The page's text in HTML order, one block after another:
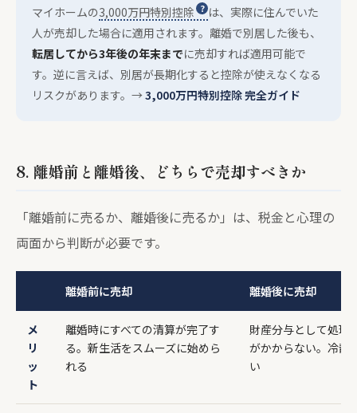
マイホームの3,000万円特別控除
は、実際に住んでいた
人が売却した場合に適用されます。離婚で別居した後も、
転居してから3年後の年末までに売却すれば適用可能で
す。逆に言えば、別居が長期化すると控除が使えなくなる
リスクがあります。→3,000万円特別控除 完全ガイド
8. 離婚前と離婚後、どちらで売却すべきか
「離婚前に売るか、離婚後に売るか」は、税金と心理の
両面から判断が必要です。
離婚前に売却 離婚後に売却
メ
リ
ッ
ト
離婚時にすべての清算が完了す
る。新生活をスムーズに始めら
れる
財産分与として処理
がかからない。冷静
い